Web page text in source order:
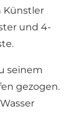
Künstler
und 4-
seinem
gezogen.